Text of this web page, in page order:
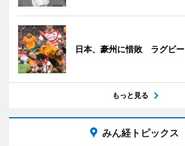
日本、豪州に惜敗 ラグビー
もっと見る
みん経トピックス